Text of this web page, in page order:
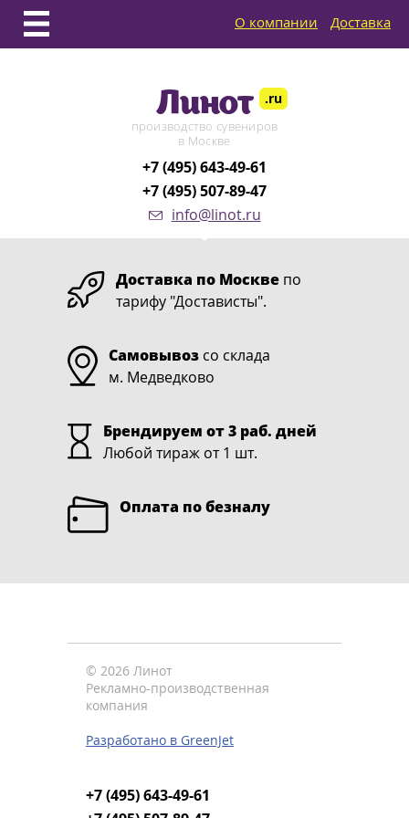
О компании Доставка
Линот .ru
производство сувениров
в Москве
+7 (495) 643-49-61
+7 (495) 507-89-47
info@linot.ru
Доставка по Москве по
тарифу "Достависты".
Самовывоз со склада
м. Медведково
Брендируем от 3 раб. дней
Любой тираж от 1 шт.
Оплата по безналу
© 2026 Линот
Рекламно-производственная
компания
Разработано в GreenJet
+7 (495) 643-49-61